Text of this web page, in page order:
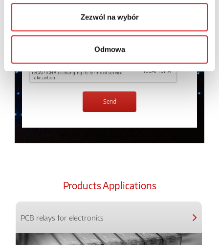
Zezwól na wybór
Odmowa
I have read thePrivacy Policy*
Products Applications
PCB relays for electronics